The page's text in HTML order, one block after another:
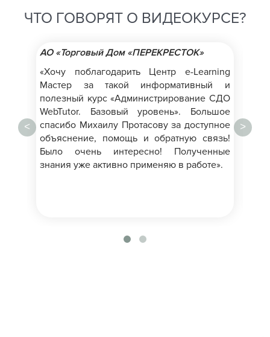
ЧТО ГОВОРЯТ О ВИДЕОКУРСЕ?
АО «Торговый Дом «ПЕРЕКРЕСТОК»
«Хочу поблагодарить Центр e-Learning
Мастер за такой информативный и
полезный курс «Администрирование СДО
WebTutor. Базовый уровень». Большое
спасибо Михаилу Протасову за доступное
объяснение, помощь и обратную связь!
Было очень интересно! Полученные
знания уже активно применяю в работе».
< >